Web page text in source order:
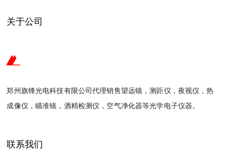
关于公司
郑州旗锋光电科技有限公司代理销售望远镜，测距仪，夜视仪，热
成像仪，瞄准镜，酒精检测仪，空气净化器等光学电子仪器。
联系我们